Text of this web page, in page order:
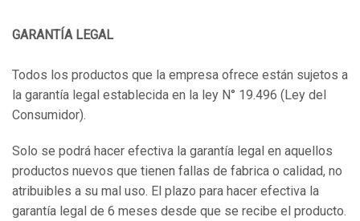
GARANTÍA LEGAL
Todos los productos que la empresa ofrece están sujetos a
la garantía legal establecida en la ley N° 19.496 (Ley del
Consumidor).
So lo se podrá hacer efectiva la garantía legal en aquellos
productos nuevos que tienen fallas de fabrica o calidad, no
atribuibles a su mal uso. El plazo para hacer efectiva la
garantía legal de 6 meses desde que se recibe el producto.